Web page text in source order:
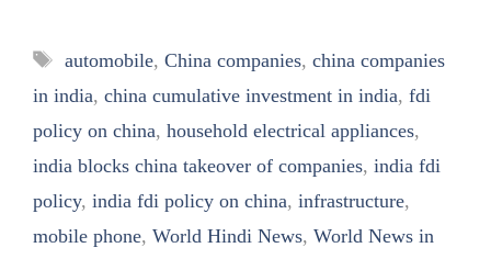
Tags
automobile, China companies, china companies
in india, china cumulative investment in india, fdi
policy on china, household electrical appliances,
india blocks china takeover of companies, india fdi
policy, india fdi policy on china, infrastructure,
mobile phone, World Hindi News, World News in